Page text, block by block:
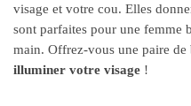
visage et votre cou. Elles
sont parfaites pour une femme
main. Offrez-vous une paire de
illuminer votre visage !